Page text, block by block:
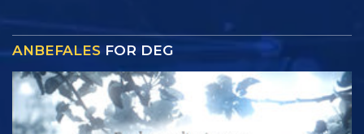
ANBEFALES FOR DEG